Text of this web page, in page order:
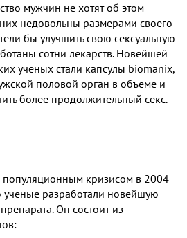
мужчин не хотят об этом
недовольны размерами своего
бы улучшить свою сексуальную
сотни лекарств. Новейшей
ученых стали капсулы biomanix,
половой орган в объеме и
более продолжительный секс.
кризисом в 2004
ученые разработали новейшую
Он состоит из